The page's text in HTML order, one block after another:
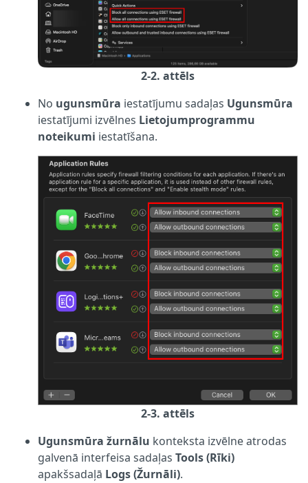
2-2. attēls
No ugunsmūra iestatījumu sadaļas Ugunsmūra
iestatījumi izvēlnes Lietojumprogrammu
noteikumi iestatīšana.
2-3. attēls
Ugunsmūra žurnālu konteksta izvēlne atrodas
galvenā interfeisa sadaļas Tools (Rīki)
apakšsadaļā Logs (Žurnāli).